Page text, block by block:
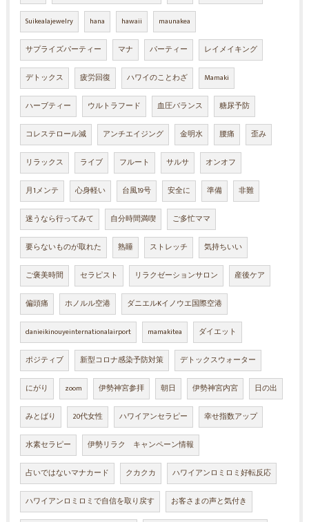
Suikealajewelry hana hawaii maunakea
サプライズパーティー マナ パーティー レイメイキング
デトックス 疲労回復 ハワイのことわざ Mamaki
ハーブティー ウルトラフード 血圧バランス 糖尿予防
コレステロール減 アンチエイジング 金明水 腰痛 歪み
リラックス ライブ フルート サルサ オンオフ
月1メンテ 心身軽い 台風19号 安全に 準備 非難
迷うなら行ってみて 自分時間満喫 ご多忙ママ
要らないものが取れた 熟睡 ストレッチ 気持ちいい
ご褒美時間 セラピスト リラクゼーションサロン 産後ケア
偏頭痛 ホノルル空港 ダニエルKイノウエ国際空港
danieikinouyeinternationalairport mamakitea ダイエット
ポジティブ 新型コロナ感染予防対策 デトックスウォーター
にがり zoom 伊勢神宮参拝 朝日 伊勢神宮内宮 日の出
みとばり 20代女性 ハワイアンセラピー 幸せ指数アップ
水素セラピー 伊勢リラク キャンペーン情報
占いではないマナカード クカクカ ハワイアンロミロミ好転反応
ハワイアンロミロミで自信を取り戻す お客さまの声と気付き